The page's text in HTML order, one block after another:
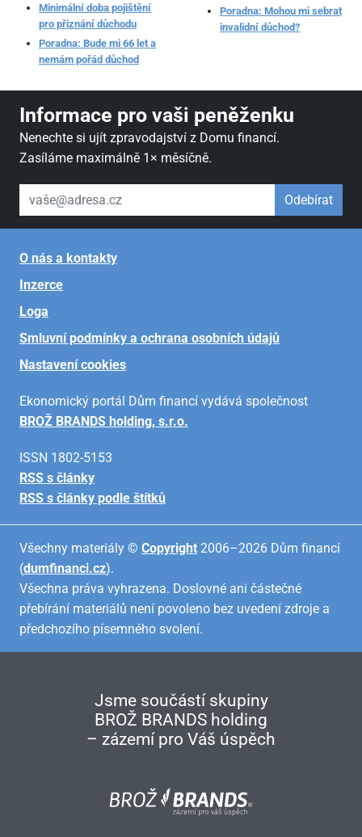
Minimální doba pojištění
pro přiznání důchodu
Poradna: Bude mi 66 let a
nemám pořád důchod
Poradna: Mohou mi sebrat
invalidní důchod?
Informace pro vaši peněženku
Nenechte si ujít zpravodajství z Domu financí.
Zasíláme maximálně 1× měsíčně.
váš email Odebírat
O nás a kontakty
Inzerce
Loga
Smluvní podmínky a ochrana osobních údajů
Nastavení cookies
Ekonomický portál Dům financí vydává společnost
BROŽ BRANDS holding, s.r.o.
ISSN 1802-5153
RSS s články
RSS s články podle štítků
Všechny materiály © Copyright 2006–2026 Dům financí
(dumfinanci.cz).
Všechna práva vyhrazena. Doslovné ani částečné
přebírání materiálů není povoleno bez uvedení zdroje a
předchozího písemného svolení.
Jsme součástí skupiny
BROŽ BRANDS holding
– zázemí pro Váš úspěch